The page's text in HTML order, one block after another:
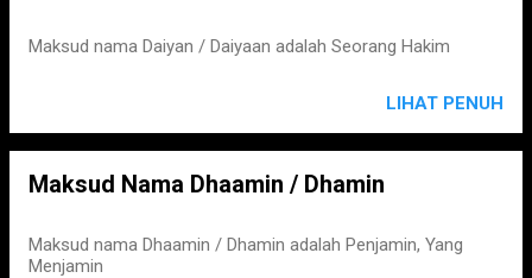
Maksud nama Daiyan / Daiyaan adalah Seorang Hakim
LIHAT PENUH
Maksud Nama Dhaamin / Dhamin
Maksud nama Dhaamin / Dhamin adalah Penjamin, Yang
Menjamin